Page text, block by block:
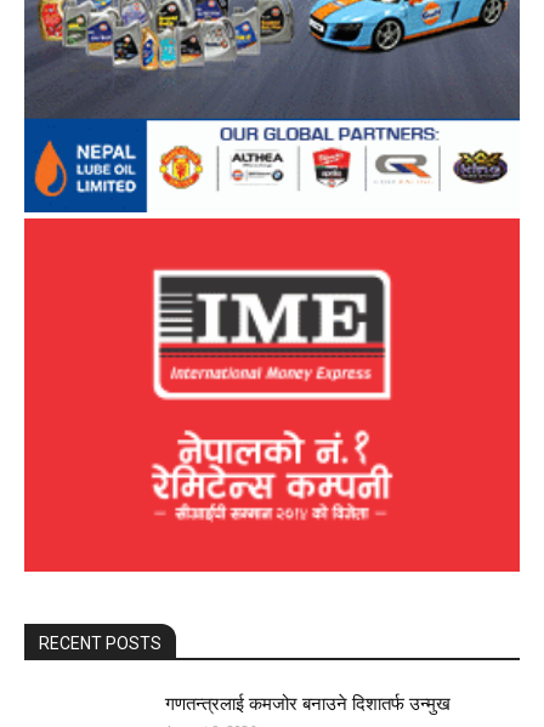
RECENT POSTS
गणतन्त्रलाई कमजोर बनाउने दिशातर्फ उन्मुख